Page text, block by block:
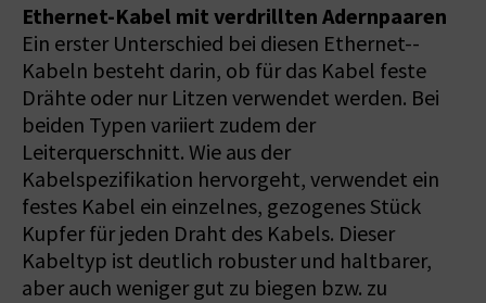
Ethernet-Kabel mit verdrillten Adernpaaren
Ein erster Unterschied bei diesen Ethernet-­
Kabeln besteht darin, ob für das Kabel feste
Drähte oder nur Litzen verwendet werden. Bei
beiden Typen variiert zudem der
Leiterquerschnitt. Wie aus der
Kabelspezifikation hervorgeht, verwendet ein
festes Kabel ein einzelnes, gezogenes Stück
Kupfer für jeden Draht des Kabels. Dieser
Kabeltyp ist deutlich robuster und haltbarer,
aber auch weniger gut zu biegen bzw. zu